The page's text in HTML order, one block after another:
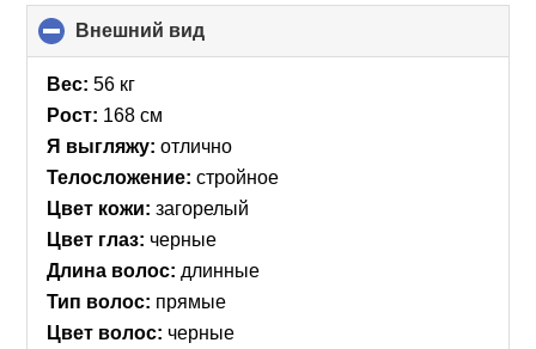
Внешний вид
to
Вес: 56 кг
Рост: 168 см
Я выгляжу: отлично
Телосложение: стройное
Цвет кожи: загорелый
Цвет глаз: черные
Длина волос: длинные
Тип волос: прямые
Цвет волос: черные